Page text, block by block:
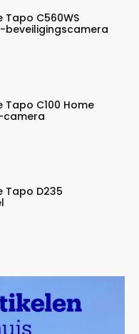
Tapo C560WS
beveiligingscamera
Tapo C100 Home
camera
Tapo D235